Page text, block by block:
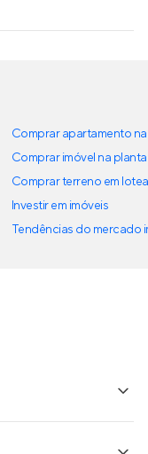
Comprar apartamento
Comprar imóvel na planta
Comprar terreno em
Investir em imóveis
Tendências do mercado